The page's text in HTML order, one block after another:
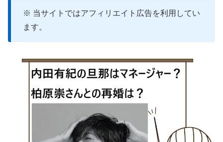
※ 当サイトではアフィリエイト広告を利用してい
ます。